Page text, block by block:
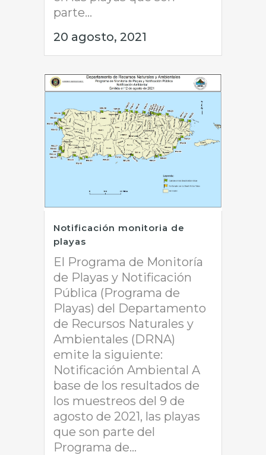
parte...
20 agosto, 2021
Notificación monitoria de
playas
El Programa de Monitoría
de Playas y Notificación
Pública (Programa de
Playas) del Departamento
de Recursos Naturales y
Ambientales (DRNA)
emite la siguiente:
Notificación Ambiental A
base de los resultados de
los muestreos del 9 de
agosto de 2021, las playas
que son parte del
Programa de...